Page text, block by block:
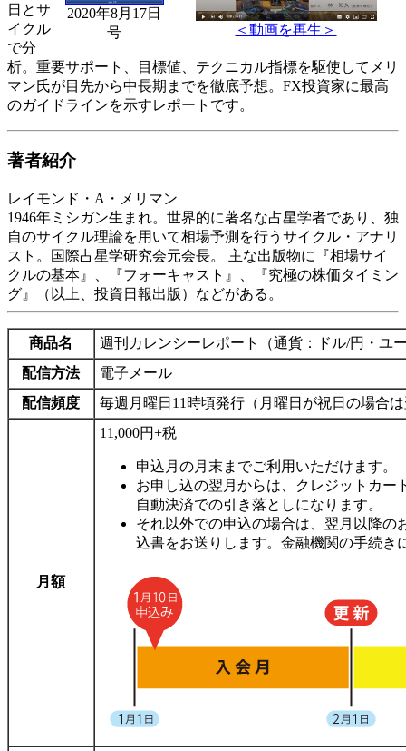
2020年8月17日
号
＜動画を再生＞
日とサ
イクル
で分
析。重要サポート、目標値、テクニカル指標を駆使してメリ
マン氏が目先から中長期までを徹底予想。FX投資家に最高
のガイドラインを示すレポートです。
著者紹介
レイモンド・A・メリマン
1946年ミシガン生まれ。世界的に著名な占星学者であり、独
自のサイクル理論を用いて相場予測を行うサイクル・アナリ
スト。国際占星学研究会元会長。 主な出版物に『相場サイ
クルの基本』、『フォーキャスト』、『究極の株価タイミン
グ』（以上、投資日報出版）などがある。
商品名
週刊カレンシーレポート（通貨：ドル/円・ユ
配信方法
電子メール
配信頻度
毎週月曜日11時頃発行（月曜日が祝日の場合
月額
11,000円+税
申込月の月末までご利用いただけます。
お申し込の翌月からは、クレジットカー
自動決済での引き落としになります。
それ以外での申込の場合は、翌月以降の
込書をお送りします。金融機関の手続き